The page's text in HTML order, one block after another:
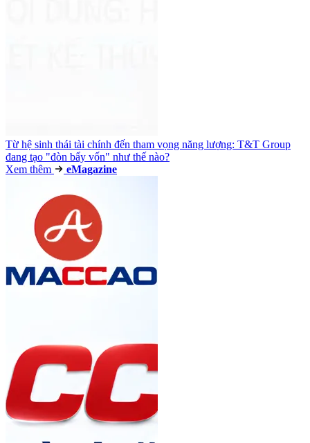
Từ hệ sinh thái tài chính đến tham vọng năng lượng: T&T Group
đang tạo "đòn bẩy vốn" như thế nào?
Xem thêm
eMagazine